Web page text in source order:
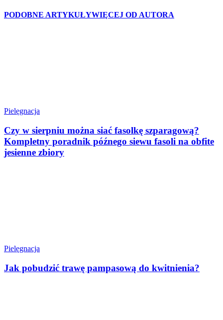
PODOBNE ARTYKUŁYWIĘCEJ OD AUTORA
Pielęgnacja
Czy w sierpniu można siać fasolkę szparagową?
Kompletny poradnik późnego siewu fasoli na obfite
jesienne zbiory
Pielęgnacja
Jak pobudzić trawę pampasową do kwitnienia?